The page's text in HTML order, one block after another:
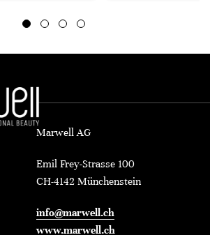
Marwell AG
Emil Frey-Strasse 100
CH-4142 Münchenstein
info@marwell.ch
www.marwell.ch